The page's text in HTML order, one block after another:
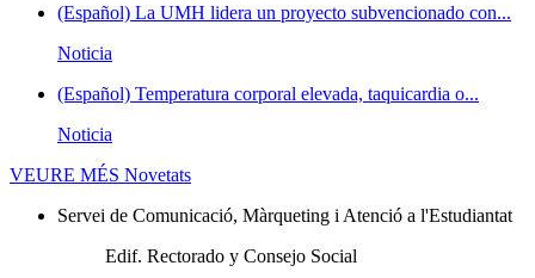
(Español) La UMH lidera un proyecto subvencionado con...
Noticia
(Español) Temperatura corporal elevada, taquicardia o...
Noticia
VEURE MÉS Novetats
Servei de Comunicació, Màrqueting i Atenció a l'Estudiantat
Edif. Rectorado y Consejo Social